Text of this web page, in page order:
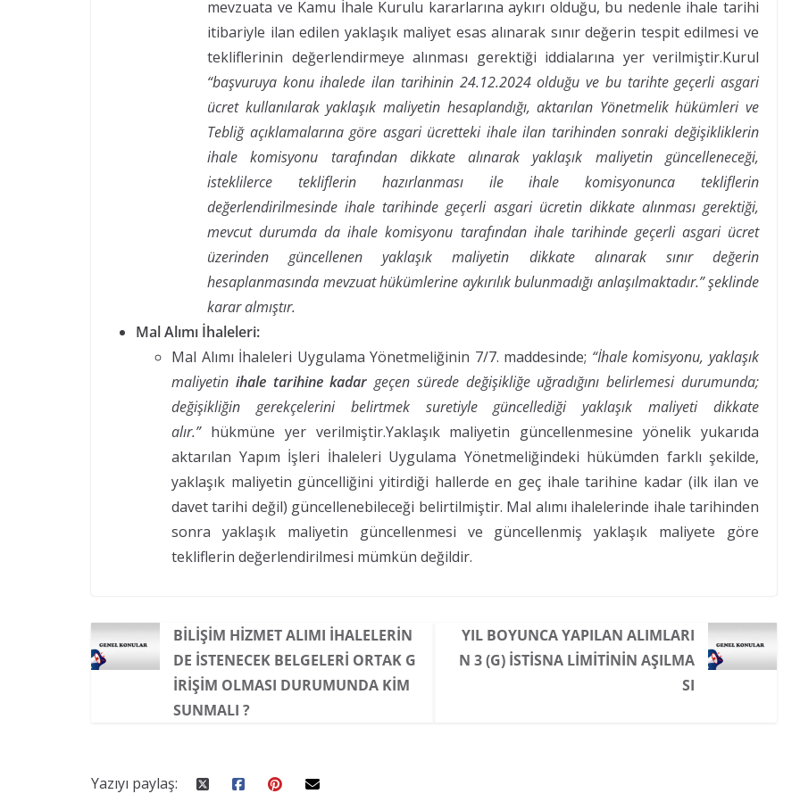
mevzuata ve Kamu İhale Kurulu kararlarına aykırı olduğu, bu nedenle ihale tarihi
itibariyle ilan edilen yaklaşık maliyet esas alınarak sınır değerin tespit edilmesi ve
tekliflerinin değerlendirmeye alınması gerektiği iddialarına yer verilmiştir.Kurul
“başvuruya konu ihalede ilan tarihinin 24.12.2024 olduğu ve bu tarihte geçerli asgari
ücret kullanılarak yaklaşık maliyetin hesaplandığı, aktarılan Yönetmelik hükümleri ve
Tebliğ açıklamalarına göre asgari ücretteki ihale ilan tarihinden sonraki değişikliklerin
ihale komisyonu tarafından dikkate alınarak yaklaşık maliyetin güncelleneceği,
isteklilerce tekliflerin hazırlanması ile ihale komisyonunca tekliflerin
değerlendirilmesinde ihale tarihinde geçerli asgari ücretin dikkate alınması gerektiği,
mevcut durumda da ihale komisyonu tarafından ihale tarihinde geçerli asgari ücret
üzerinden güncellenen yaklaşık maliyetin dikkate alınarak sınır değerin
hesaplanmasında mevzuat hükümlerine aykırılık bulunmadığı anlaşılmaktadır.” şeklinde
karar almıştır.
Mal Alımı İhaleleri:
Mal Alımı İhaleleri Uygulama Yönetmeliğinin 7/7. maddesinde; “İhale komisyonu, yaklaşık
maliyetin ihale tarihine kadar geçen sürede değişikliğe uğradığını belirlemesi durumunda;
değişikliğin gerekçelerini belirtmek suretiyle güncellediği yaklaşık maliyeti dikkate
alır.” hükmüne yer verilmiştir.Yaklaşık maliyetin güncellenmesine yönelik yukarıda
aktarılan Yapım İşleri İhaleleri Uygulama Yönetmeliğindeki hükümden farklı şekilde,
yaklaşık maliyetin güncelliğini yitirdiği hallerde en geç ihale tarihine kadar (ilk ilan ve
davet tarihi değil) güncellenebileceği belirtilmiştir. Mal alımı ihalelerinde ihale tarihinden
sonra yaklaşık maliyetin güncellenmesi ve güncellenmiş yaklaşık maliyete göre
tekliflerin değerlendirilmesi mümkün değildir.
BILIŞIM HIZMET ALIMI IHALELERIN
DE ISTENECEK BELGELERI ORTAK G
IRIŞIM OLMASI DURUMUNDA KIM
SUNMALI ?
YIL BOYUNCA YAPILAN ALIMLARI
N 3 (G) İSTISNA LIMITININ AŞILMA
SI
Yazıyı paylaş: